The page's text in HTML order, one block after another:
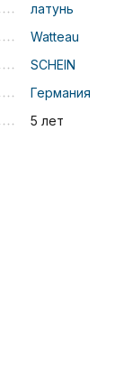
латунь
Watteau
SCHEIN
Германия
5 лет